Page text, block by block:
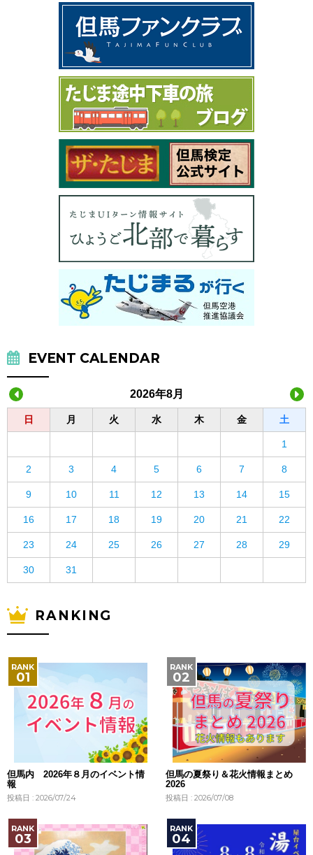
EVENT CALENDAR
2026年8月
日 月 火 水 木 金 土
1
2 3 4 5 6 7 8
9 10 11 12 13 14 15
16 17 18 19 20 21 22
23 24 25 26 27 28 29
30 31
RANKING
但馬内 2026年８月のイベント情
報
投稿日 : 2026/07/24
但馬の夏祭り＆花火情報まとめ
2026
投稿日 : 2026/07/08